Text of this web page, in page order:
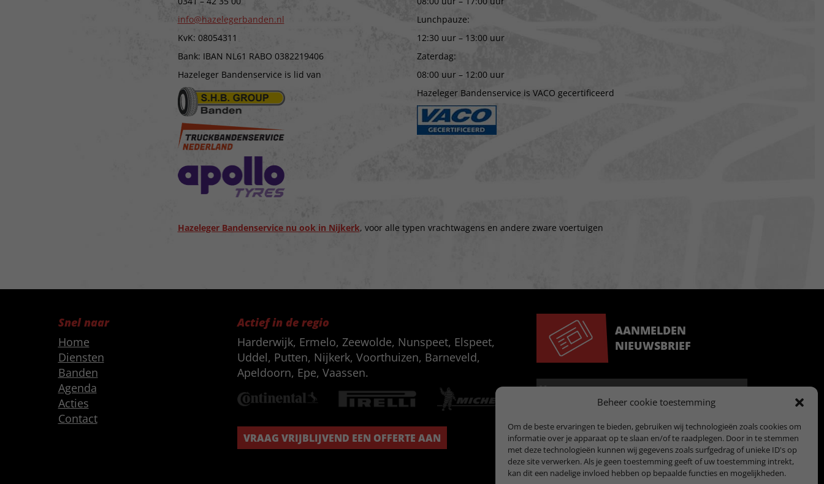
Beheer cookie toestemming
Om de beste ervaringen te bieden, gebruiken wij technologieën zoals cookies om
informatie over je apparaat op te slaan en/of te raadplegen. Door in te stemmen
met deze technologieën kunnen wij gegevens zoals surfgedrag of unieke ID's op
deze site verwerken. Als je geen toestemming geeft of uw toestemming intrekt,
kan dit een nadelige invloed hebben op bepaalde functies en mogelijkheden.
info@hazelegerbanden.nl
KvK: 08054311
Bank: IBAN NL61 RABO 0382219406
Hazeleger Bandenservice is lid van
Lunchpauze:
12:30 uur – 13:00 uur
Zaterdag:
08:00 uur – 12:00 uur
Hazeleger Bandenservice is VACO gecertificeerd
Hazeleger Bandenservice nu ook in Nijkerk, voor alle typen vrachtwagens en andere zware voertuigen
Snel naar
Home
Diensten
Banden
Agenda
Acties
Contact
Actief in de regio
Harderwijk, Ermelo, Zeewolde, Nunspeet, Elspeet,
Uddel, Putten, Nijkerk, Voorthuizen, Barneveld,
Apeldoorn, Epe, Vaassen.
VRAAG VRIJBLIJVEND EEN OFFERTE AAN
AANMELDEN
NIEUWSBRIEF